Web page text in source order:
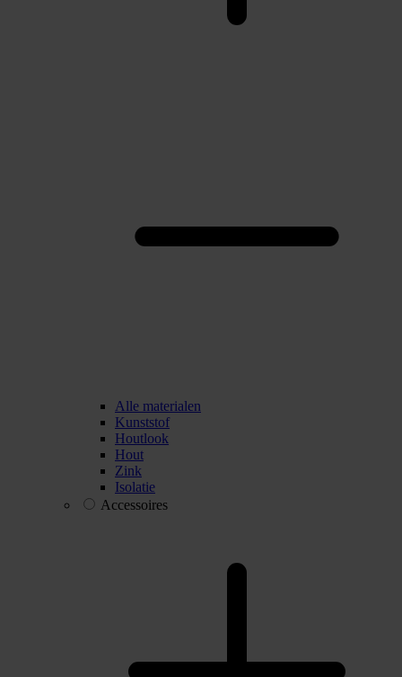
Alle materialen
Kunststof
Houtlook
Hout
Zink
Isolatie
Accessoires